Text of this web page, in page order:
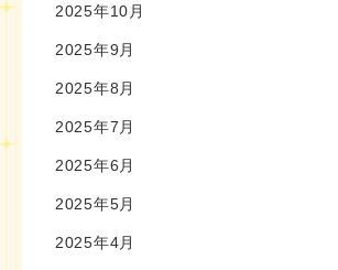
2025年10月
2025年9月
2025年8月
2025年7月
2025年6月
2025年5月
2025年4月